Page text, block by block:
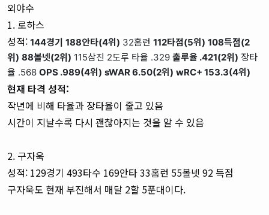
외야수
1. 로하스
성적: 144경기 188안타(4위) 32홈런 112타점(5위) 108득점(2
위) 88볼넷(2위) 115삼진 2도루 타율 .329 출루율 .421(2위) 장타
율 .568 OPS .989(4위) sWAR 6.50(2위) wRC+ 153.3(4위)
현재 타격 성적:
작년에 비해 타율과 장타율이 줄고 있음
시간이 지날수록 다시 괜찮아지는 것을 알 수 있음
2. 구자욱
성적: 129경기 493타수 169안타 33홈런 55볼넷 92 득점
구자욱도 현재 부진해서 매달 2할 5푼대이다.